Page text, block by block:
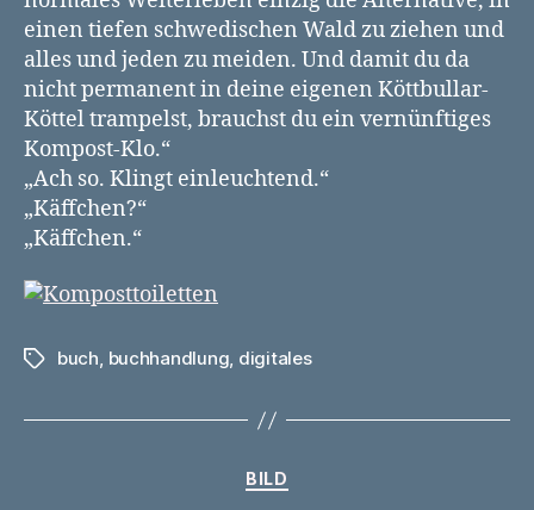
einen tiefen schwedischen Wald zu ziehen und
alles und jeden zu meiden. Und damit du da
nicht permanent in deine eigenen Köttbullar-
Köttel trampelst, brauchst du ein vernünftiges
Kompost-Klo.“
„Ach so. Klingt einleuchtend.“
„Käffchen?“
„Käffchen.“
Schlagwörter
buch, buchhandlung, digitales
Kategorien
BILD